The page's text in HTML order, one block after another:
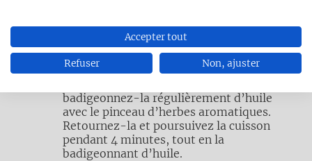
Quand les braises sont chauffées à blanc,
mettez la viande sur le barbecue. Grillez-
badigeonnez-la régulièrement d’huile
avec le pinceau d’herbes aromatiques.
Retournez-la et poursuivez la cuisson
pendant 4 minutes, tout en la
badigeonnant d’huile.
Accepter tout
Refuser Non, ajuster